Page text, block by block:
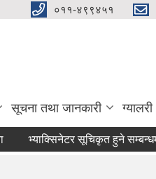
०११-४९९४५१
सूचना तथा जानकारी ग्यालरी
भ्याक्सिनेटर सूचिकृत हुने सम्बन्धमा।